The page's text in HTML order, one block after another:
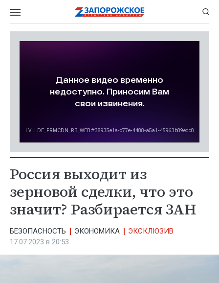
Россия выходит из
зерновой сделки, что это
значит? Разбирается ЗАН
БЕЗОПАСНОСТЬ ЭКОНОМИКА
ЭКСКЛЮЗИВ
17.07.2023 в 20:53